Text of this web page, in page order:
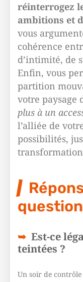
réinterrogez
ambitions et
vous
cohérence
d’intimité, de
Enfin, vous
partition
votre paysage
plus à un
l’alliée de
possibilités,
Est-ce
teintées ?
Un soir de contrôle